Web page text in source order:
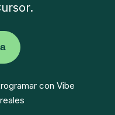
con Vibe